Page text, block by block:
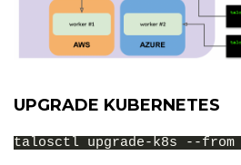
UPGRADE KUBERNETES
talosctl upgrade-k8s --from